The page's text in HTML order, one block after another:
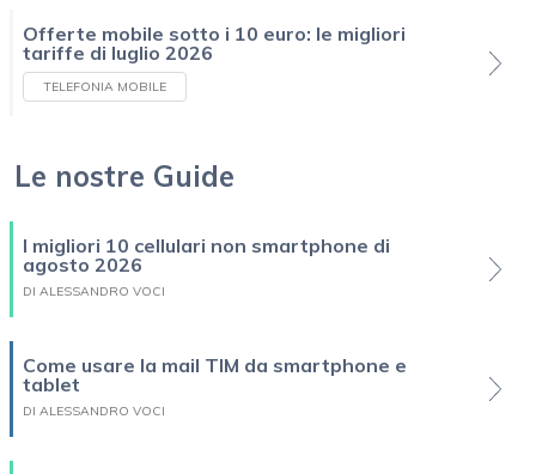
Offerte mobile sotto i 10 euro: le migliori
tariffe di luglio 2026
TELEFONIA MOBILE
Le nostre Guide
I migliori 10 cellulari non smartphone di
agosto 2026
DI ALESSANDRO VOCI
Come usare la mail TIM da smartphone e
tablet
DI ALESSANDRO VOCI